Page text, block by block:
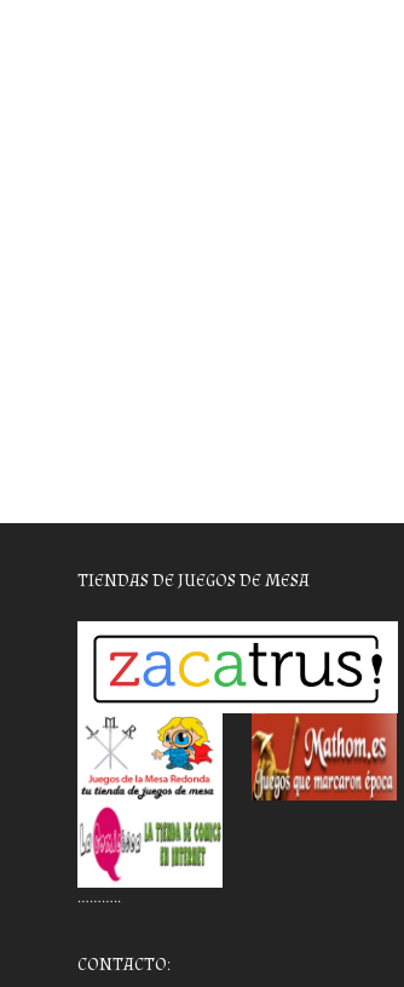
TIENDAS DE JUEGOS DE MESA
………..
CONTACTO: